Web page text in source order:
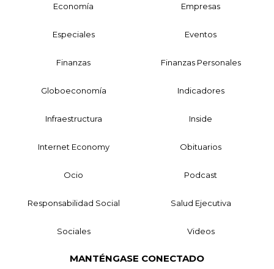
Economía Empresas
Especiales Eventos
Finanzas Finanzas Personales
Globoeconomía Indicadores
Infraestructura Inside
Internet Economy Obituarios
Ocio Podcast
Responsabilidad Social Salud Ejecutiva
Sociales Videos
MANTÉNGASE CONECTADO